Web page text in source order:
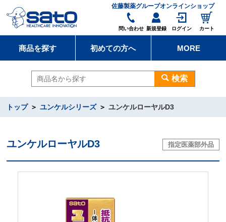
佐藤製薬グループオンラインショップ
問い合わせ 新規登録 ログイン カート
商品を探す 初めての方へ MORE
検索
トップ ユンケルシリーズ ユンケルローヤルD3
ユンケルローヤルD3 指定医薬部外品